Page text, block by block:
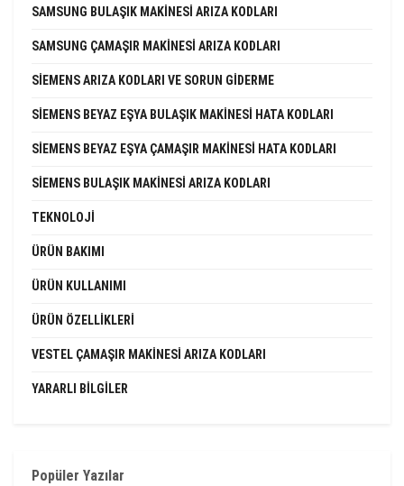
SAMSUNG BULAŞIK MAKINESI ARIZA KODLARI
SAMSUNG ÇAMAŞIR MAKINESI ARIZA KODLARI
SIEMENS ARIZA KODLARI VE SORUN GIDERME
SIEMENS BEYAZ EŞYA BULAŞIK MAKINESI HATA KODLARI
SIEMENS BEYAZ EŞYA ÇAMAŞIR MAKINESI HATA KODLARI
SIEMENS BULAŞIK MAKINESI ARIZA KODLARI
TEKNOLOJI
ÜRÜN BAKIMI
ÜRÜN KULLANIMI
ÜRÜN ÖZELLIKLERI
VESTEL ÇAMAŞIR MAKINESI ARIZA KODLARI
YARARLI BILGILER
Popüler Yazılar